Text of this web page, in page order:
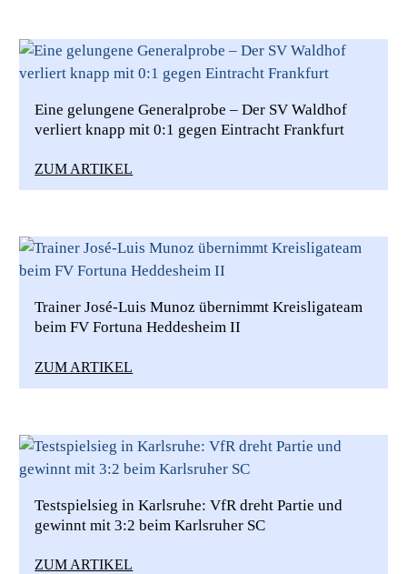
Eine gelungene Generalprobe – Der SV Waldhof
verliert knapp mit 0:1 gegen Eintracht Frankfurt
ZUM ARTIKEL
Trainer José-Luis Munoz übernimmt Kreisligateam
beim FV Fortuna Heddesheim II
ZUM ARTIKEL
Testspielsieg in Karlsruhe: VfR dreht Partie und
gewinnt mit 3:2 beim Karlsruher SC
ZUM ARTIKEL